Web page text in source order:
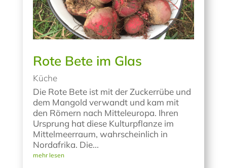
Rote Bete im Glas
Küche
Die Rote Bete ist mit der Zuckerrübe und
dem Mangold verwandt und kam mit
den Römern nach Mitteleuropa. Ihren
Ursprung hat diese Kulturpflanze im
Mittelmeerraum, wahrscheinlich in
Nordafrika. Die...
mehr lesen